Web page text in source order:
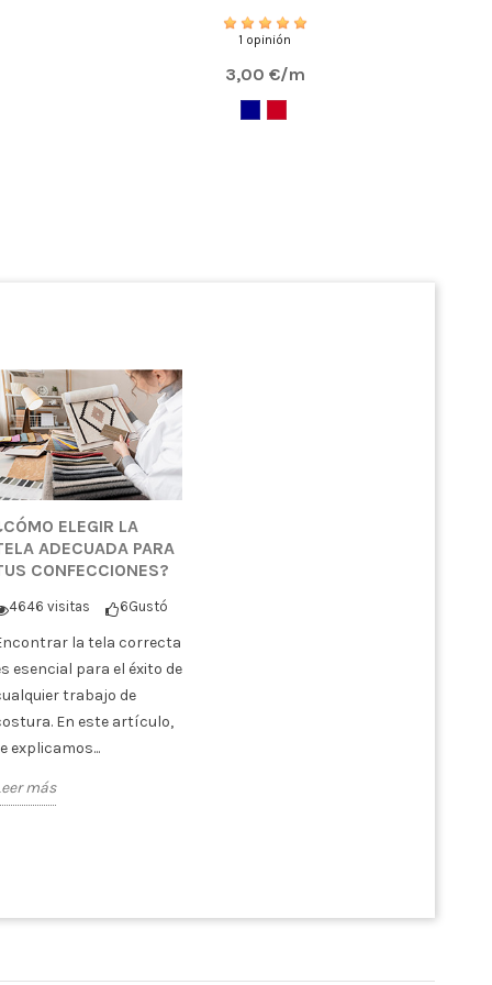
1 opinión
3,00 €/m
ELEGIR LA
ADECUADA PARA
CONFECCIONES?
4646 visitas 6Gustó
la tela correcta
esencial para el éxito de
trabajo de
En este artículo,
explicamos...
más